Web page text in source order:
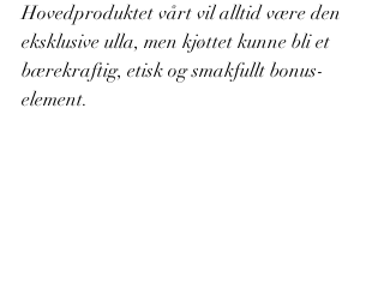
Hovedproduktet vårt vil alltid være den
eksklusive ulla, men kjøttet kunne bli et
bærekraftig, etisk og smakfullt bonus­
element.